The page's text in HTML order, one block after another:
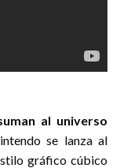
al universo
se lanza al
gráfico cúbico